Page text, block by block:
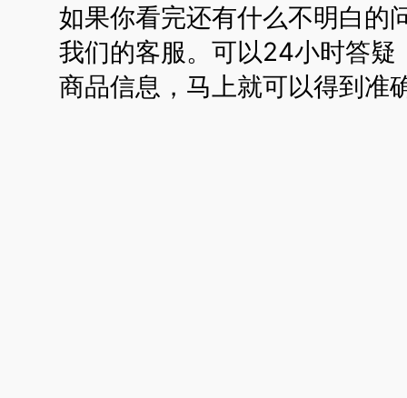
如果你看完还有什么不明白的
我们的客服。可以24小时答疑
商品信息，马上就可以得到准